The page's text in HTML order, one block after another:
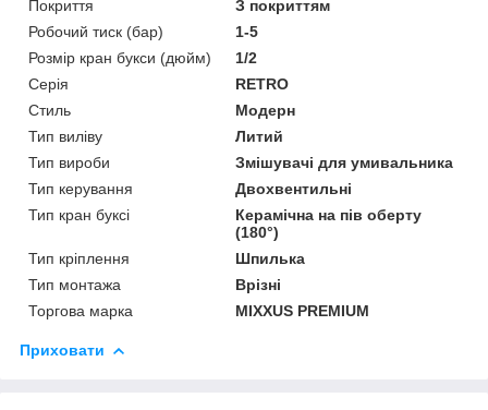
Покриття
З покриттям
Робочий тиск (бар)
1-5
Розмір кран букси (дюйм)
1/2
Серія
RETRO
Стиль
Модерн
Тип виліву
Литий
Тип вироби
Змішувачі для умивальника
Тип керування
Двохвентильні
Тип кран буксі
Керамічна на пів оберту
(180°)
Тип кріплення
Шпилька
Тип монтажа
Врізні
Торгова марка
MIXXUS PREMIUM
Приховати